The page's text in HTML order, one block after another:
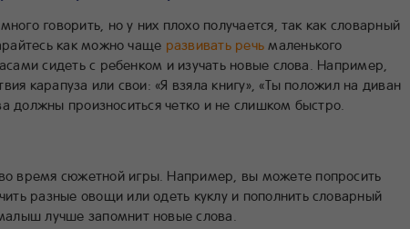
говорить, но у них плохо получается, так как словарный
как можно чаще развивать речь маленького
сидеть с ребенком и изучать новые слова. Например,
карапуза или свои: «Я взяла книгу», «Ты положил на диван
должны произноситься четко и не слишком быстро.
время сюжетной игры. Например, вы можете попросить
разные овощи или одеть куклу и пополнить словарный
лучше запомнит новые слова.